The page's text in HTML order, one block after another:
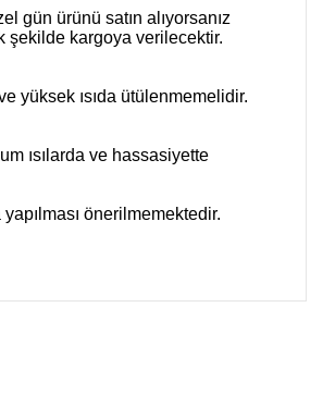
gün ürünü satın alıyorsanız
şekilde kargoya verilecektir.
yüksek ısıda ütülenmemelidir.
ısılarda ve hassasiyette
önerilmemektedir.